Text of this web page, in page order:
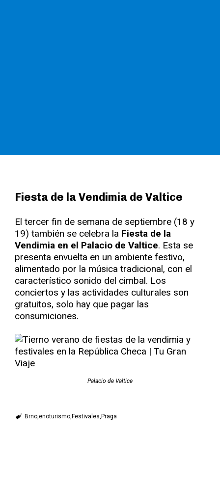
Fiesta de la Vendimia de Valtice
El tercer fin de semana de septiembre (18 y
19) también se celebra la Fiesta de la
Vendimia en el Palacio de Valtice. Esta se
presenta envuelta en un ambiente festivo,
alimentado por la música tradicional, con el
característico sonido del cimbal. Los
conciertos y las actividades culturales son
gratuitos, solo hay que pagar las
consumiciones.
Palacio de Valtice
Brno enoturismo Festivales Praga